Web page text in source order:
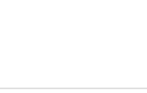
murs.
de deux chambres dont une de